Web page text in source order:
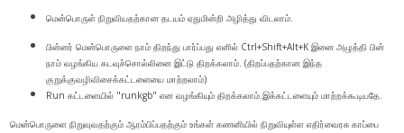
மென்பொருள் நிறுவியதற்கான தடயம் ஏதுமின்றி அழித்து விடலாம்.
பின்னர் மென்பொருளை நாம் திறந்து பார்ப்பது எனில் Ctrl+Shift+Alt+K இனை அழுத்தி பின்
நாம் வழங்கிய கடவுச்சொல்லினை இட்டு திறக்கலாம். (திறப்பதற்கான இந்த
குறுக்குவழிவிசைக்கட்டளையை மாற்றலாம்)
Run கட்டளையில் "runkgb" என வழங்கியும் திறக்கலாம்.இக்கட்டளையும் மாற்றக்கூடியதே.
மென்பொருளை நிறுவுவதற்கும் ஆரம்பிப்பதற்கும் உங்கள் கணனியில் நிறுவியுள்ள எதிர்வைரசு காப்பை